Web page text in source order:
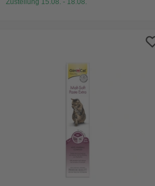
Zustellung 15.08. - 18.08.